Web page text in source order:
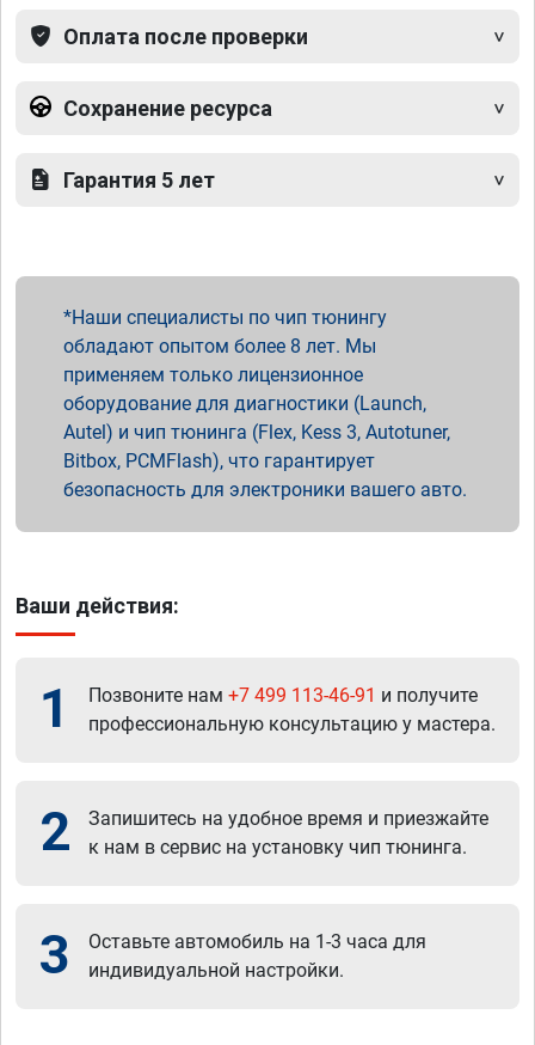
Оплата после проверки
Сохранение ресурса
Гарантия 5 лет
Наши специалисты по чип тюнингу
обладают опытом более 8 лет. Мы
применяем только лицензионное
оборудование для диагностики (Launch,
Autel) и чип тюнинга (Flex, Kess 3, Autotuner,
Bitbox, PCMFlash), что гарантирует
безопасность для электроники вашего авто.
Ваши действия:
1 Позвоните нам +7 499 113-46-91 и получите
профессиональную консультацию у мастера.
2
Запишитесь на удобное время и приезжайте
к нам в сервис на установку чип тюнинга.
3
Оставьте автомобиль на 1-3 часа для
индивидуальной настройки.